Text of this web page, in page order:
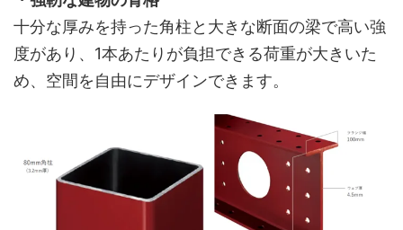
十分な厚みを持った角柱と大きな断面の梁で高い強
度があり、1本あたりが負担できる荷重が大きいた
め、空間を自由にデザインできます。